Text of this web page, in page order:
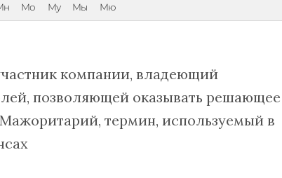
Мо Му Мы Мю
компании, владеющий
позволяющей оказывать решающее
термин, используемый в